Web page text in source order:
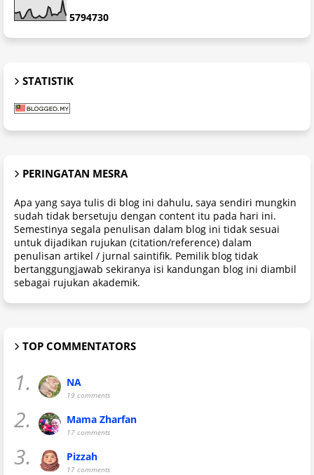
5794730
STATISTIK
PERINGATAN MESRA
Apa yang saya tulis di blog ini dahulu, saya sendiri mungkin
sudah tidak bersetuju dengan content itu pada hari ini.
Semestinya segala penulisan dalam blog ini tidak sesuai
untuk dijadikan rujukan (citation/reference) dalam
penulisan artikel / jurnal saintifik. Pemilik blog tidak
bertanggungjawab sekiranya isi kandungan blog ini diambil
sebagai rujukan akademik.
TOP COMMENTATORS
1. NA
19 comments
2. Mama Zharfan
17 comments
3. Pizzah
17 comments